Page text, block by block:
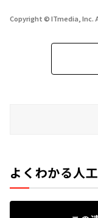
Copyright © ITmedia, Inc.
よくわかる人